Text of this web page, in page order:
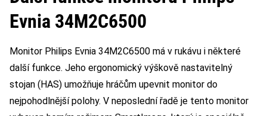
Evnia 34M2C6500
Monitor Philips Evnia 34M2C6500 má v rukávu i některé
další funkce. Jeho ergonomický výškově nastavitelný
stojan (HAS) umožňuje hráčům upevnit monitor do
nejpohodlnější polohy. V neposlední řadě je tento monitor